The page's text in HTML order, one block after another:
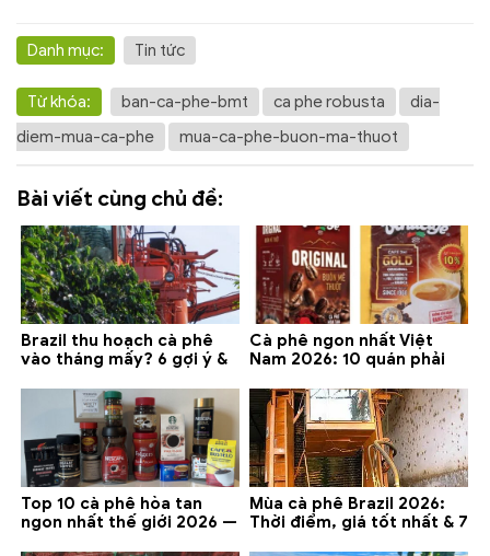
Danh mục: Tin tức
Từ khóa: ban-ca-phe-bmt ca phe robusta
dia-
diem-mua-ca-phe
mua-ca-phe-buon-ma-thuot
Bài viết cùng chủ đề:
Brazil thu hoạch cà phê
vào tháng mấy? 6 gợi ý &
Cà phê ngon nhất Việt
Nam 2026: 10 quán phải
Lạt
Top 10 cà phê hòa tan
ngon nhất thế giới 2026 —
Mùa cà phê Brazil 2026:
Thời điểm, giá tốt nhất & 7